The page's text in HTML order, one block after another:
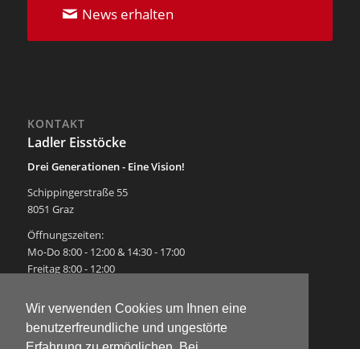
Wir verwenden Cookies um Ihnen eine
benutzerfreundliche und ungestörte
News erhalten
KONTAKT
Ladler Eisstöcke
Drei Generationen - Eine Vision!
Schippingerstraße 55
8051 Graz
Öffnungszeiten:
Mo-Do 8:00 - 12:00 & 14:30 - 17:00
Freitag 8:00 - 12:00
Fax: 0316 / 68 67 78
E-Mail:ladler@ladler-eisstoecke.at